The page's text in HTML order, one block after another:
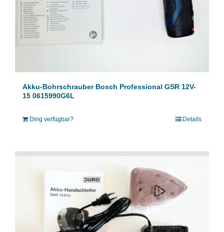
Akku-Bohrschrauber Bosch Professional GSR 12V-
15 0615990G6L
Ding verfügbar? Details